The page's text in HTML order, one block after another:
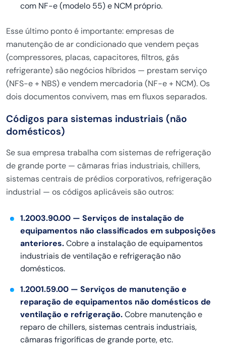
com NF-e (modelo 55) e NCM próprio.
Esse último ponto é importante: empresas de
manutenção de ar condicionado que vendem peças
(compressores, placas, capacitores, filtros, gás
refrigerante) são negócios híbridos — prestam serviço
(NFS-e + NBS) e vendem mercadoria (NF-e + NCM). Os
dois documentos convivem, mas em fluxos separados.
Códigos para sistemas industriais (não
domésticos)
Se sua empresa trabalha com sistemas de refrigeração
de grande porte — câmaras frias industriais, chillers,
sistemas centrais de prédios corporativos, refrigeração
industrial — os códigos aplicáveis são outros:
1.2003.90.00 — Serviços de instalação de
equipamentos não classificados em subposições
anteriores.Cobre a instalação de equipamentos
industriais de ventilação e refrigeração não
domésticos.
1.2001.59.00 — Serviços de manutenção e
reparação de equipamentos não domésticos de
ventilação e refrigeração.Cobre manutenção e
reparo de chillers, sistemas centrais industriais,
câmaras frigoríficas de grande porte, etc.